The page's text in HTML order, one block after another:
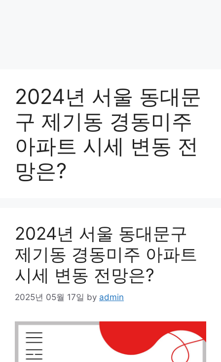
2024년 서울 동대문
구 제기동 경동미주
아파트 시세 변동 전
망은?
2024년 서울 동대문구
제기동 경동미주 아파트
시세 변동 전망은?
2025년 05월 17일 by admin